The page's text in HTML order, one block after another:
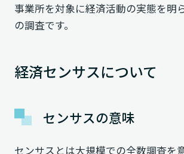
事業所を対象に経済活動の実態を明
の調査です。
経済センサスについて
センサスの意味
センサスとは大規模での全数調査を